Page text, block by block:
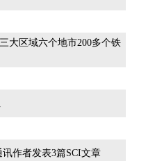
大区域六个地市200多个铁
作者发表3篇SCI文章